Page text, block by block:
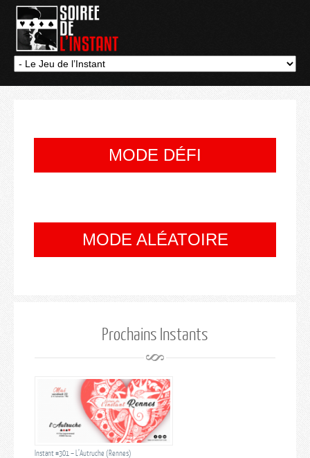
MODE DÉFI
MODE ALÉATOIRE
Prochains Instants
Instant #301 – L’Autruche (Rennes)